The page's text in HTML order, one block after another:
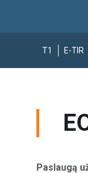
T1 E-TIR
Paslaugą